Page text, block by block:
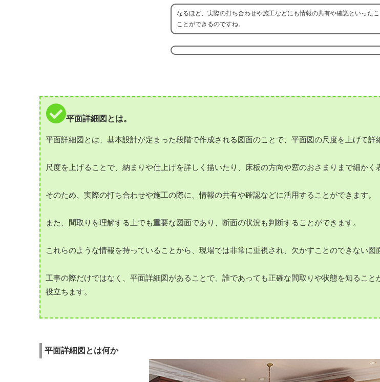
なるほど、実際の打ち合わせや施工などにも情報の共有や確認といった
ことができるのですね。
平面詳細図とは。
平面詳細図とは、基本設計が定まった段階で作成される図面のことで、平面図の尺度を上げて詳
尺度を上げることで、納まりや仕上げを詳しく描いたり、床板の方向や窓のおさまりまで細かく
そのため、実際の打ち合わせや施工の際に、情報の共有や確認などに活用することができます。
また、間取りを理解する上でも重要な図面であり、断面の状況も判断することができます。
これらのような情報を持っていることから、現場では非常に重視され、欠かすことのできない図
工事の際だけではなく、平面詳細図があることで、誰であっても正確な間取りや状態を知るこ
役立ちます。
平面詳細図とは何か